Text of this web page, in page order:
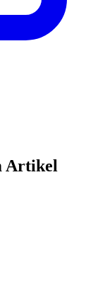
Artikel